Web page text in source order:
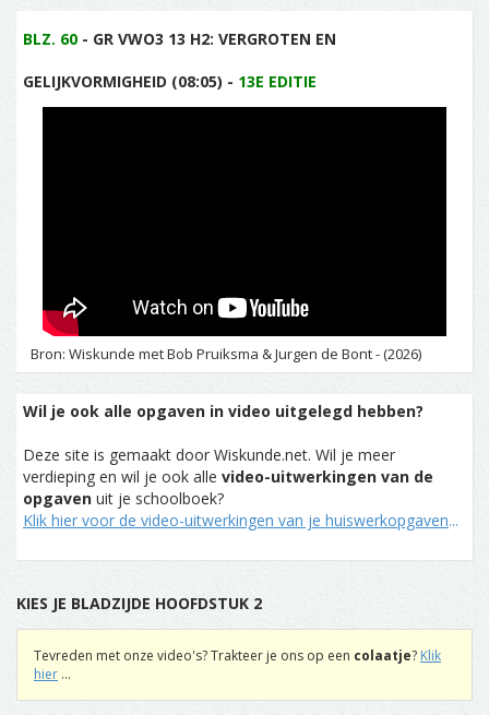
BLZ. 60 - GR VWO3 13 H2: VERGROTEN EN
GELIJKVORMIGHEID (08:05) - 13E EDITIE
Bron: Wiskunde met Bob Pruiksma & Jurgen de Bont - (2026)
Wil je ook alle opgaven in video uitgelegd hebben?
Deze site is gemaakt door Wiskunde.net. Wil je meer
verdieping en wil je ook alle video-uitwerkingen van de
opgaven uit je schoolboek?
Klik hier voor de video-uitwerkingen van je huiswerkopgaven...
KIES JE BLADZIJDE HOOFDSTUK 2
Tevreden met onze video's? Trakteer je ons op een colaatje? Klik
hier ...